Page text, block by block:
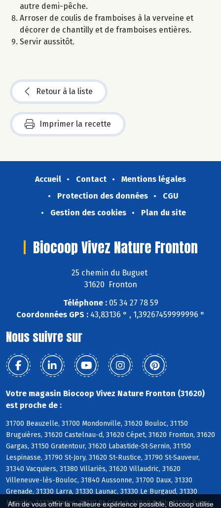
Afin de vous offrir la meilleure expérience possible, Biocoop utilise
autre demi-pêche.
Arroser de coulis de framboises à la verveine et
décorer de chantilly et de framboises entières.
Servir aussitôt.
Retour à la liste
Imprimer la recette
Accueil Contact
Mentions légales
Protection des données
CGU
Gestion des cookies
Plan du site
Biocoop Vivez Nature Fronton
25 chemin du Buguet
31620 Fronton
Téléphone :05 34 27 78 59
Coordonnées GPS : 43,83136 ° , 1,39267459999996 °
Nous suivre sur
Votre magasin Biocoop Vivez Nature Fronton (31620)
est proche de :
31700 Beauzelle, 31700 Mondonville, 31620 Bouloc, 31150
Bruguières, 31620 Castelnau-d, 31620 Cépet, 31620 Fronton, 31620
Gargas, 31150 Gratentour, 31620 Labastide-St-Sernin, 31150
Lespinasse, 31790 St-Jory, 31620 St-Rustice, 31790 St-Sauveur,
31340 Vacquiers, 31380 Villariès, 31620 Villaudric, 31620
Villeneuve-lès-Bouloc, 31840 Aussonne, 31700 Daux, 31330
Grenade, 31330 Larra, 31330 Launac, 31330 Le Burgaud, 31330
Merville, 31330 Ondes, 31330 St-Cézert, 31840 Seilh, 31380 Bazus,